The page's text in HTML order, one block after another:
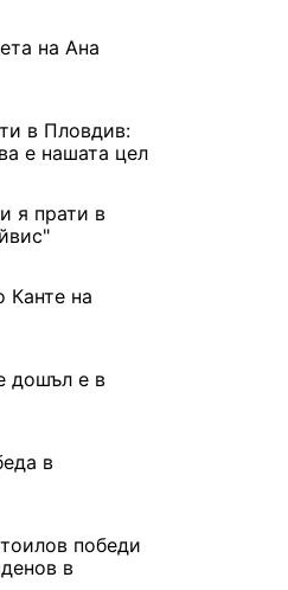
на Ана
в Пловдив:
е нашата цел
я прати в
Канте на
дошъл е в
в
победи
в